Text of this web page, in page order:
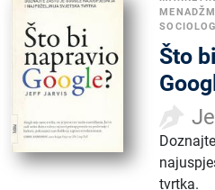
Što
tvrtka.